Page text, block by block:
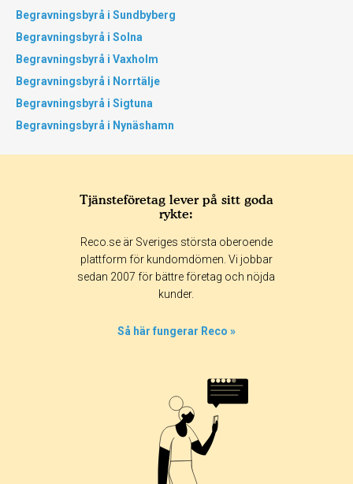
Begravningsbyrå i Sundbyberg
Begravningsbyrå i Solna
Begravningsbyrå i Vaxholm
Begravningsbyrå i Norrtälje
Begravningsbyrå i Sigtuna
Begravningsbyrå i Nynäshamn
Tjänsteföretag lever på sitt goda
rykte:
Reco.se är Sveriges största oberoende
plattform för kundomdömen. Vi jobbar
sedan 2007 för bättre företag och nöjda
kunder.
Så här fungerar Reco »